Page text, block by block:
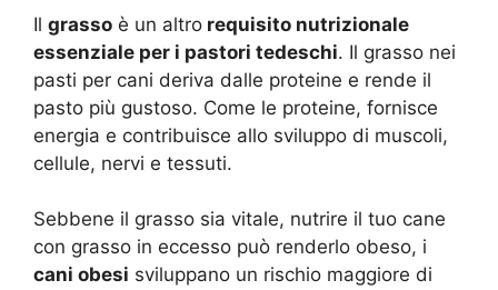
Il grasso è un altro requisito nutrizionale
essenziale per i pastori tedeschi. Il grasso nei
pasti per cani deriva dalle proteine ​​e rende il
pasto più gustoso. Come le proteine, fornisce
energia e contribuisce allo sviluppo di muscoli,
cellule, nervi e tessuti.
Sebbene il grasso sia vitale, nutrire il tuo cane
con grasso in eccesso può renderlo obeso, i
cani obesi sviluppano un rischio maggiore di